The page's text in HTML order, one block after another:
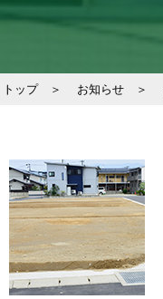
トップ ＞ お知らせ ＞